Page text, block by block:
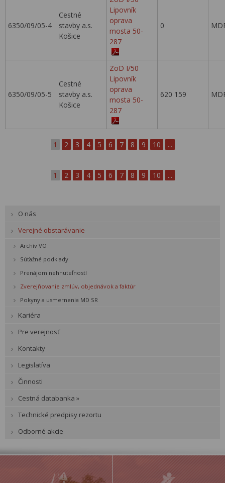
6350/09/05-4
Cestné
stavby a.s.
Košice
Lipovník
oprava
mosta 50-
287
0
6350/09/05-5
Cestné
stavby a.s.
Košice
ZoD I/50
Lipovník
oprava
mosta 50-
287
620 159
1 2 3 4 5 6 7 8 9 10 ...
1 2 3 4 5 6 7 8 9 10 ...
O nás
Verejné obstarávanie
Archív VO
Súťažné podklady
Prenájom nehnuteľností
Zverejňovanie zmlúv, objednávok a faktúr
Pokyny a usmernenia MD SR
Kariéra
Pre verejnosť
Kontakty
Legislatíva
Činnosti
Cestná databanka »
Technické predpisy rezortu
Odborné akcie